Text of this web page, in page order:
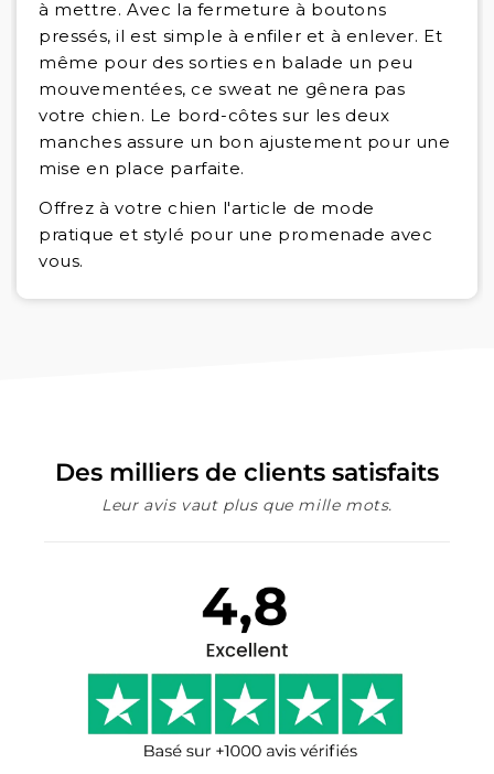
à mettre. Avec la fermeture à boutons
pressés, il est simple à enfiler et à enlever. Et
même pour des sorties en balade un peu
mouvementées, ce sweat ne gênera pas
votre chien. Le bord-côtes sur les deux
manches assure un bon ajustement pour une
mise en place parfaite.
Offrez à votre chien l'article de mode
pratique et stylé pour une promenade avec
vous.
Des milliers de clients satisfaits
Leur avis vaut plus que mille mots.